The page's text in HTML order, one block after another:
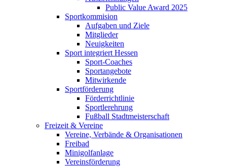
Public Value Award 2025
Sportkommision
Aufgaben und Ziele
Mitglieder
Neuigkeiten
Sport integriert Hessen
Sport-Coaches
Sportangebote
Mitwirkende
Sportförderung
Förderrichtlinie
Sportlerehrung
Fußball Stadtmeisterschaft
Freizeit & Vereine
Vereine, Verbände & Organisationen
Freibad
Minigolfanlage
Vereinsförderung